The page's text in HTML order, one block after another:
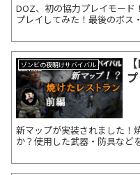
DOZ、初の協力プレイモード
プレイしてみた！最後のボス
ゾンビの夜明けサバイバル
新マップが実装されました！
か？使用した武器・防具など